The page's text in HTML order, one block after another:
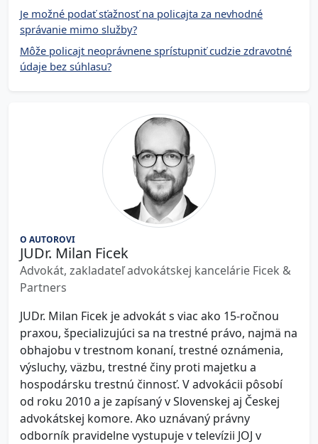
Je možné podať sťažnosť na policajta za nevhodné
správanie mimo služby?
Môže policajt neoprávnene sprístupniť cudzie zdravotné
údaje bez súhlasu?
O AUTOROVI
JUDr. Milan Ficek
Advokát, zakladateľ advokátskej kancelárie Ficek &
Partners
JUDr. Milan Ficek je advokát s viac ako 15-ročnou
praxou, špecializujúci sa na trestné právo, najmä na
obhajobu v trestnom konaní, trestné oznámenia,
výsluchy, väzbu, trestné činy proti majetku a
hospodársku trestnú činnosť. V advokácii pôsobí
od roku 2010 a je zapísaný v Slovenskej aj Českej
advokátskej komore. Ako uznávaný právny
odborník pravidelne vystupuje v televízii JOJ v